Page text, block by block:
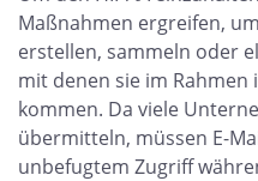
Maßnahmen ergreifen,
erstellen, sammeln oder
mit denen sie im
kommen. Da viele
übermitteln, müssen E-
unbefugtem Zugriff